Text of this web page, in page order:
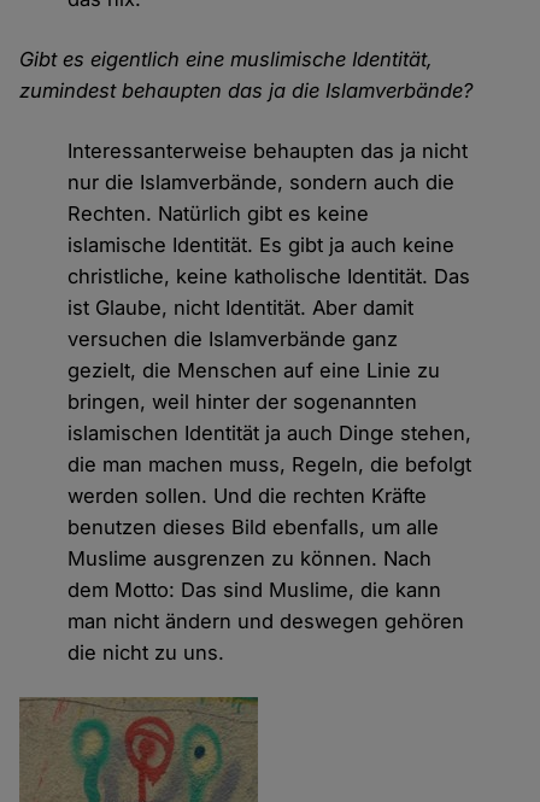
Gibt es eigentlich eine muslimische Identität,
zumindest behaupten das ja die Islamverbände?
Interessanterweise behaupten das ja nicht
nur die Islamverbände, sondern auch die
Rechten. Natürlich gibt es keine
islamische Identität. Es gibt ja auch keine
christliche, keine katholische Identität. Das
ist Glaube, nicht Identität. Aber damit
versuchen die Islamverbände ganz
gezielt, die Menschen auf eine Linie zu
bringen, weil hinter der sogenannten
islamischen Identität ja auch Dinge stehen,
die man machen muss, Regeln, die befolgt
werden sollen. Und die rechten Kräfte
benutzen dieses Bild ebenfalls, um alle
Muslime ausgrenzen zu können. Nach
dem Motto: Das sind Muslime, die kann
man nicht ändern und deswegen gehören
die nicht zu uns.